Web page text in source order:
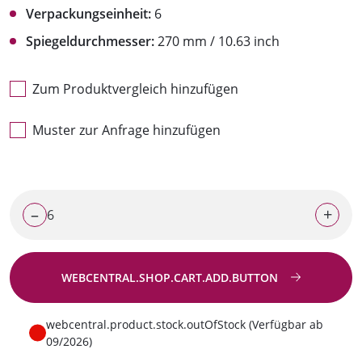
Verpackungseinheit: 6
Spiegeldurchmesser:270 mm / 10.63 inch
Zum Produktvergleich hinzufügen
Muster zur Anfrage hinzufügen
– +
WEBCENTRAL.SHOP.CART.ADD.BUTTON
webcentral.product.stock.outOfStock (Verfügbar ab
09/2026)